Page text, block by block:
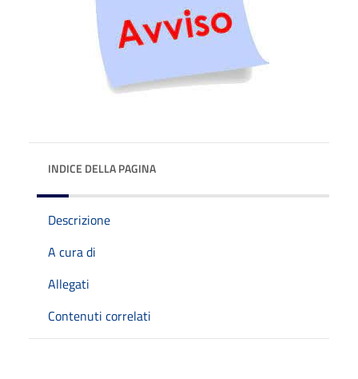
INDICE DELLA PAGINA
Descrizione
A cura di
Allegati
Contenuti correlati